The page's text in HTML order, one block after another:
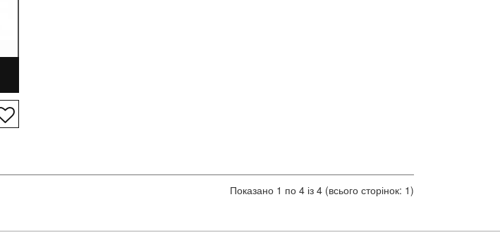
Показано 1 по 4 із 4 (всього сторінок: 1)